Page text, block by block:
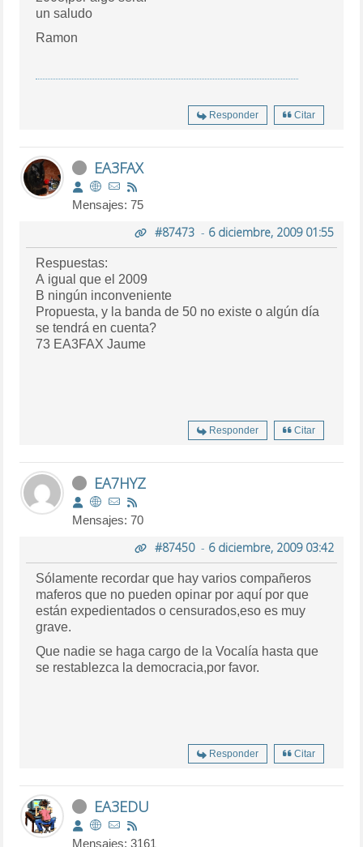
un saludo
Ramon
Responder Citar
EA3FAX
Mensajes: 75
#87473- 6 diciembre, 2009 01:55
Respuestas:
A igual que el 2009
B ningún inconveniente
Propuesta, y la banda de 50 no existe o algún día
se tendrá en cuenta?
73 EA3FAX Jaume
Responder Citar
EA7HYZ
Mensajes: 70
#87450- 6 diciembre, 2009 03:42
Sólamente recordar que hay varios compañeros
maferos que no pueden opinar por aquí por que
están expedientados o censurados,eso es muy
grave.
Que nadie se haga cargo de la Vocalía hasta que
se restablezca la democracia,por favor.
Responder Citar
EA3EDU
Mensajes: 3161